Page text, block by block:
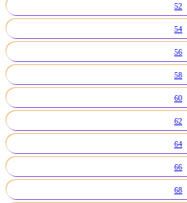
52
54
56
58
60
62
64
66
68